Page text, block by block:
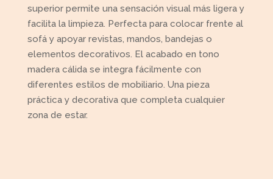
superior permite una sensación visual más ligera y
facilita la limpieza. Perfecta para colocar frente al
sofá y apoyar revistas, mandos, bandejas o
elementos decorativos. El acabado en tono
madera cálida se integra fácilmente con
diferentes estilos de mobiliario. Una pieza
práctica y decorativa que completa cualquier
zona de estar.